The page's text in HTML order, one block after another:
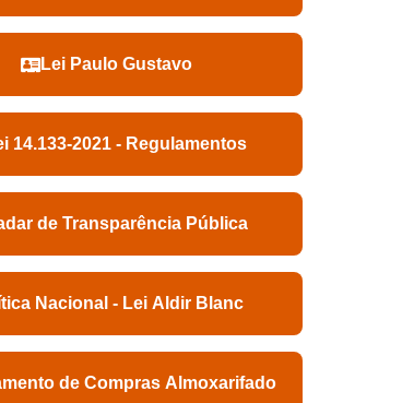
Lei Paulo Gustavo
14.133-2021 - Regulamentos
de Transparência Pública
Nacional - Lei Aldir Blanc
de Compras Almoxarifado